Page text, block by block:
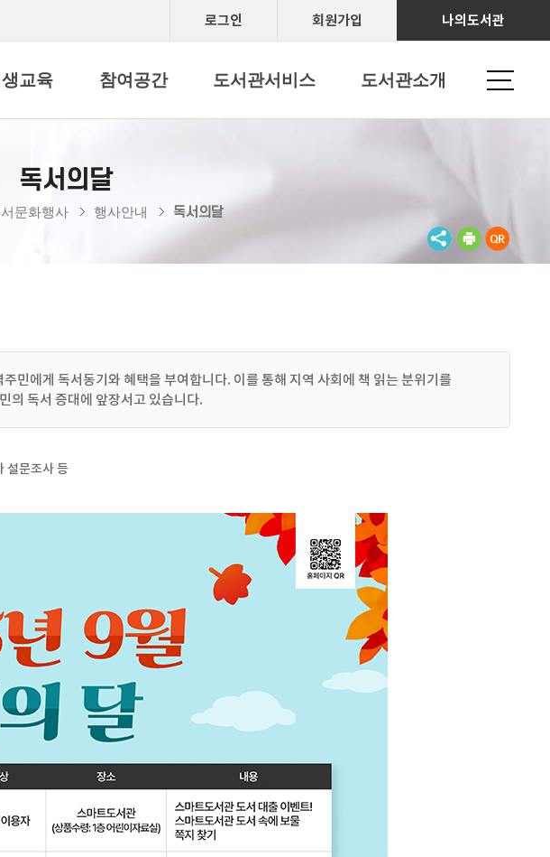
로그인 회원가입 나의도서관
교육 참여공간 도서관서비스 도서관소개
독서의달
문화행사 행사안내 독서의달
민에게 독서동기와 혜택을 부여합니다. 이를 통해 지역 사회에 책 읽는 분위기를
의 독서 증대에 앞장서고 있습니다.
설문조사 등